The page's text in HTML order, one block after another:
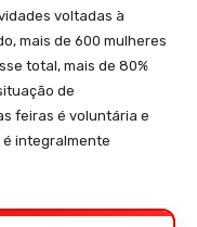
voltadas à
mais de 600 mulheres
total, mais de 80%
de
feiras é voluntária e
integralmente